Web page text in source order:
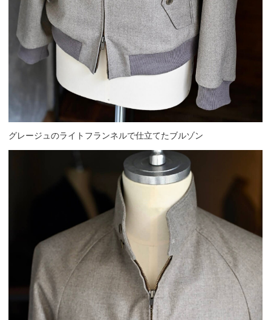
グレージュのライトフランネルで仕立てたブルゾン